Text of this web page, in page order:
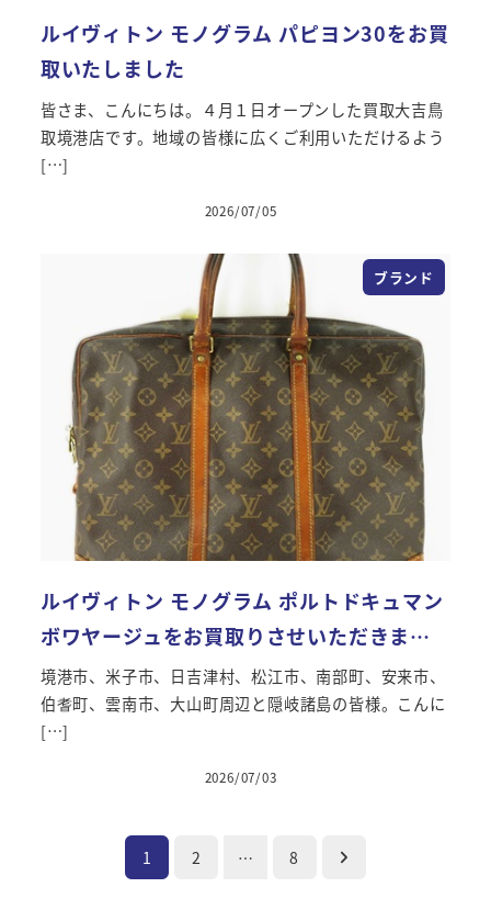
ルイヴィトン モノグラム パピヨン30をお買
取いたしました
皆さま、こんにちは。４月１日オープンした買取大吉鳥
取境港店です。地域の皆様に広くご利用いただけるよう
[…]
投稿日
2026/07/05
ブランド
ルイヴィトン モノグラム ポルトドキュマン
ボワヤージュをお買取りさせいただきま…
境港市、米子市、日吉津村、松江市、南部町、安来市、
伯耆町、雲南市、大山町周辺と隠岐諸島の皆様。こんに
[…]
投稿日
2026/07/03
1 2 … 8